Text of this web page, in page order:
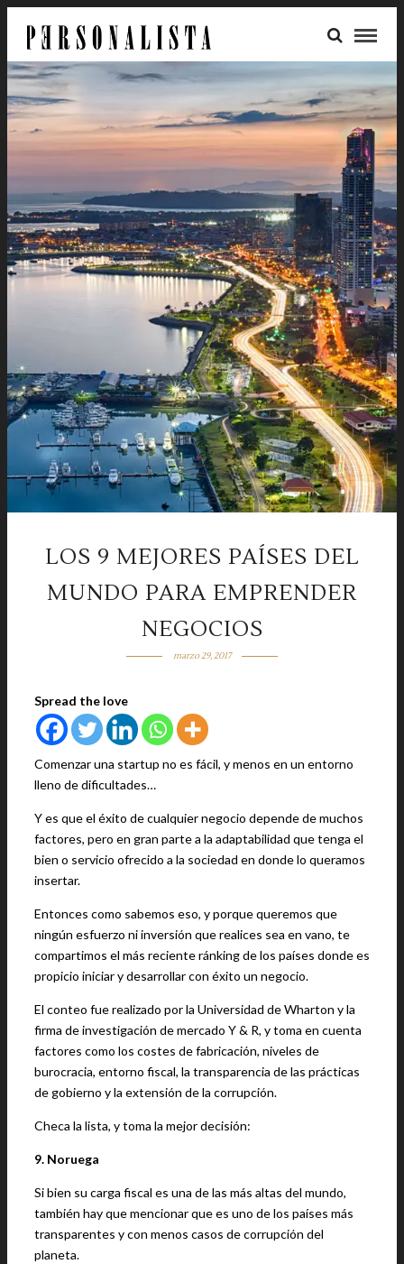
LOS 9 MEJORES PAÍSES DEL
MUNDO PARA EMPRENDER
NEGOCIOS
marzo 29, 2017
Spread the love
Comenzar una startup no es fácil, y menos en un entorno
lleno de dificultades…
Y es que el éxito de cualquier negocio depende de muchos
factores, pero en gran parte a la adaptabilidad que tenga el
bien o servicio ofrecido a la sociedad en donde lo queramos
insertar.
Entonces como sabemos eso, y porque queremos que
ningún esfuerzo ni inversión que realices sea en vano, te
compartimos el más reciente ránking de los países donde es
propicio iniciar y desarrollar con éxito un negocio.
El conteo fue realizado por la Universidad de Wharton y la
firma de investigación de mercado Y & R, y toma en cuenta
factores como los costes de fabricación, niveles de
burocracia, entorno fiscal, la transparencia de las prácticas
de gobierno y la extensión de la corrupción.
Checa la lista, y toma la mejor decisión:
9. Noruega
Si bien su carga fiscal es una de las más altas del mundo,
también hay que mencionar que es uno de los países más
transparentes y con menos casos de corrupción del
planeta.